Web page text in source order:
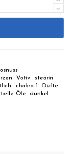
Votiv
stearin
chakra 1
Düfte
Öle
dunkel